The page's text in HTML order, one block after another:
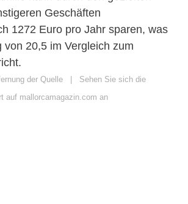
Geschäften
1272 Euro pro Jahr sparen, was
von 20,5 im Vergleich zum
der Quelle
Sehen Sie sich die
auf mallorcamagazin.com an